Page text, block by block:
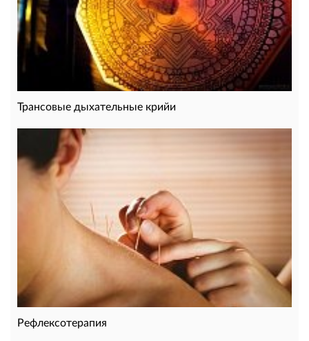
Трансовые дыхательные крийи
Рефлексотерапия